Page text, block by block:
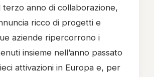
terzo anno di collaborazione,
ricco di progetti e
aziende ripercorrono i
insieme nell’anno passato
attivazioni in Europa e, per